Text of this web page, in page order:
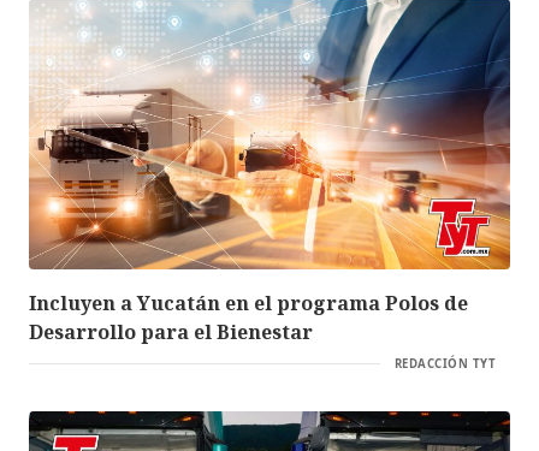
Incluyen a Yucatán en el programa Polos de
Desarrollo para el Bienestar
REDACCIÓN TYT